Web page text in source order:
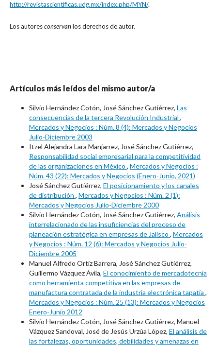
http://revistascientificas.udg.mx/index.php/MYN/.
Los autoresconservanlos derechos de autor.
Artículos más leídos del mismo autor/a
Silvio Hernández Cotón, José Sánchez Gutiérrez, Las
consecuencias de la tercera Revolución Industrial ,
Mercados y Negocios : Núm. 8 (4): Mercados y Negocios
Julio-Diciembre 2003
Itzel Alejandra Lara Manjarrez, José Sánchez Gutiérrez,
Responsabilidad social empresarial para la competitividad
de las organizaciones en México , Mercados y Negocios :
Núm. 43 (22): Mercados y Negocios (Enero-Junio, 2021)
José Sánchez Gutiérrez, El posicionamiento y los canales
de distribución , Mercados y Negocios : Núm. 2 (1):
Mercados y Negocios Julio-Diciembre 2000
Silvio Hernández Cotón, José Sánchez Gutiérrez, Análisis
interrelacionado de las insuficiencias del proceso de
planeación estratégica en empresas de Jalisco , Mercados
y Negocios : Núm. 12 (6): Mercados y Negocios Julio-
Diciembre 2005
Manuel Alfredo Ortiz Barrera, José Sánchez Gutiérrez,
Guillermo Vázquez Ávila, El conocimiento de mercadotecnia
como herramienta competitiva en las empresas de
manufactura contratada de la industria electrónica tapatía ,
Mercados y Negocios : Núm. 25 (13): Mercados y Negocios
Enero-Junio 2012
Silvio Hernández Cotón, José Sánchez Gutiérrez, Manuel
Vázquez Sandoval, José de Jesús Urzúa López, El análisis de
las fortalezas, oportunidades, debilidades y amenazas en